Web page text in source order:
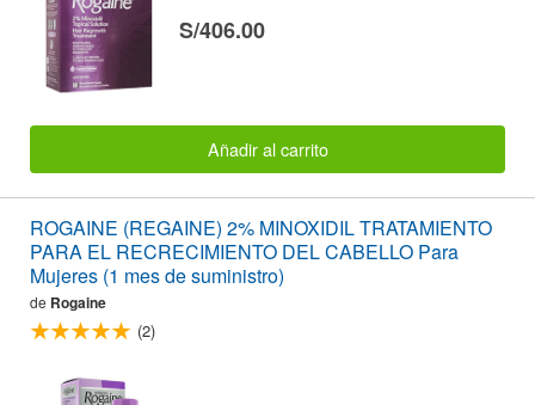
S/406.00
Añadir al carrito
ROGAINE (REGAINE) 2% MINOXIDIL TRATAMIENTO
PARA EL RECRECIMIENTO DEL CABELLO Para
Mujeres (1 mes de suministro)
de Rogaine
(2)